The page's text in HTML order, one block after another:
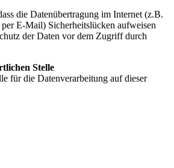
die Datenübertragung im Internet (z.B.
E-Mail) Sicherheitslücken aufweisen
der Daten vor dem Zugriff durch
Stelle
für die Datenverarbeitung auf dieser